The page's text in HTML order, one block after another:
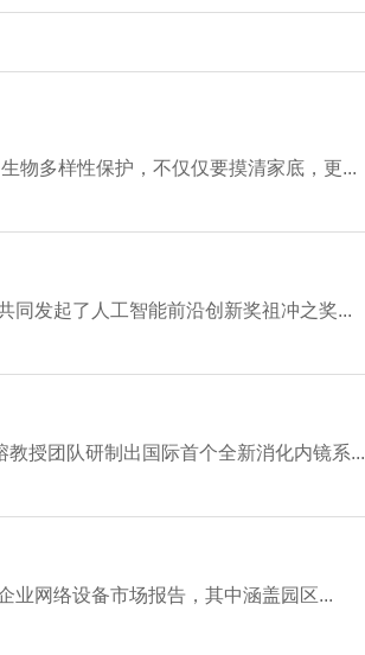
物多样性保护，不仅仅要摸清家底，更...
同发起了人工智能前沿创新奖祖冲之奖...
授团队研制出国际首个全新消化内镜系...
业网络设备市场报告，其中涵盖园区...